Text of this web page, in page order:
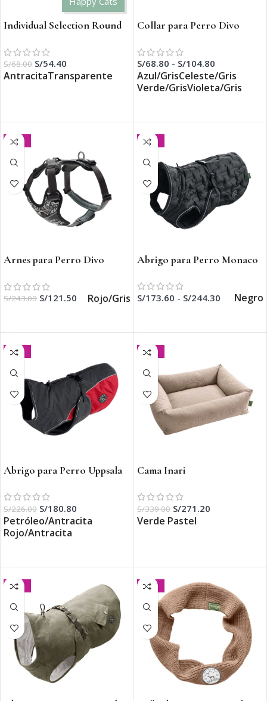
Individual Selection Round
S/68.00 S/54.40
AntracitaTransparente
Collar para Perro Divo
S/68.80 - S/104.80
Azul/GrisCeleste/Gris
Verde/GrisVioleta/Gris
-50%
Arnes para Perro Divo
S/243.00 S/121.50 Rojo/Gris
-30%
Abrigo para Perro Monaco
S/173.60 - S/244.30 Negro
-20%
Abrigo para Perro Uppsala
S/226.00 S/180.80
Petróleo/Antracita
Rojo/Antracita
-20%
Cama Inari
S/339.00 S/271.20
Verde Pastel
-30% -20%